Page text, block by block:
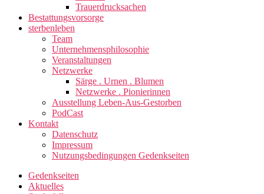
Trauerdrucksachen
Bestattungsvorsorge
sterbenleben
Team
Unternehmensphilosophie
Veranstaltungen
Netzwerke
Särge . Urnen . Blumen
Netzwerke . Pionierinnen
Ausstellung Leben-Aus-Gestorben
PodCast
Kontakt
Datenschutz
Impressum
Nutzungsbedingungen Gedenkseiten
Gedenkseiten
Aktuelles